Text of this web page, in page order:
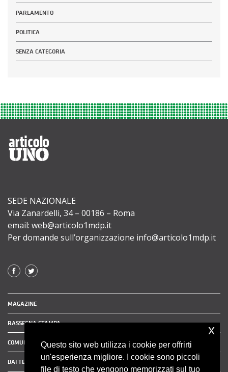
PARLAMENTO
POLITICA
SENZA CATEGORIA
SEDE NAZIONALE
Via Zanardelli, 34 – 00186 – Roma
email: web@articolo1mdp.it
Per domande sull’organizzazione info@articolo1mdp.it
MAGAZINE
RASSEGNA STAMPA
COMUNICATI STAMPA
DAI TERRITORI
Questo sito web utilizza i cookie per offrirti
un'esperienza migliore. I cookie sono piccoli
file di testo che vengono memorizzati sul tuo
x